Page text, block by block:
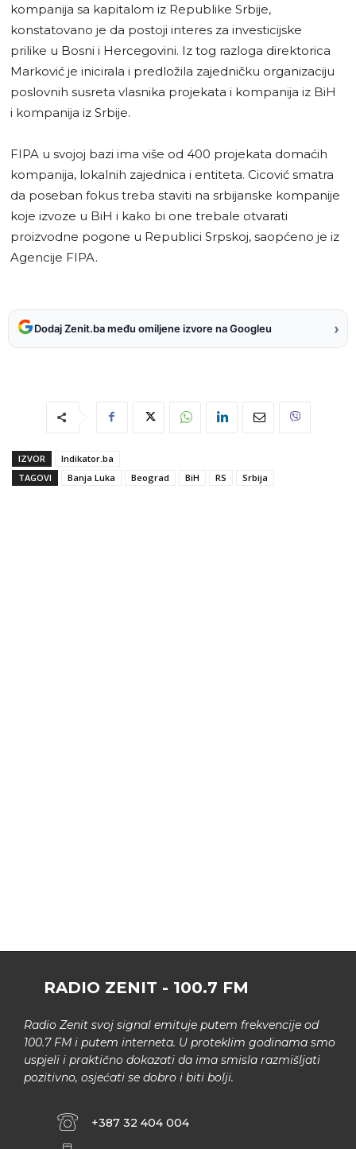
kompanija sa kapitalom iz Republike Srbije,
konstatovano je da postoji interes za investicijske
prilike u Bosni i Hercegovini. Iz tog razloga direktorica
Marković je inicirala i predložila zajedničku organizaciju
poslovnih susreta vlasnika projekata i kompanija iz BiH
i kompanija iz Srbije.
FIPA u svojoj bazi ima više od 400 projekata domaćih
kompanija, lokalnih zajednica i entiteta. Cicović smatra
da poseban fokus treba staviti na srbijanske kompanije
koje izvoze u BiH i kako bi one trebale otvarati
proizvodne pogone u Republici Srpskoj, saopćeno je iz
Agencije FIPA.
Dodaj Zenit.ba među omiljene izvore na Googleu ›
IZVOR
Indikator.ba
TAGOVI
Banja Luka Beograd BiH RS Srbija
RADIO ZENIT - 100.7 FM
Radio Zenit svoj signal emituje putem frekvencije od
100.7 FM i putem interneta. U proteklim godinama smo
uspjeli i praktično dokazati da ima smisla razmišljati
pozitivno, osjećati se dobro i biti bolji.
+387 32 404 004